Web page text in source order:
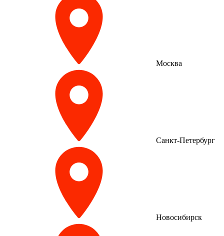
Москва
Санкт-Петербург
Новосибирск